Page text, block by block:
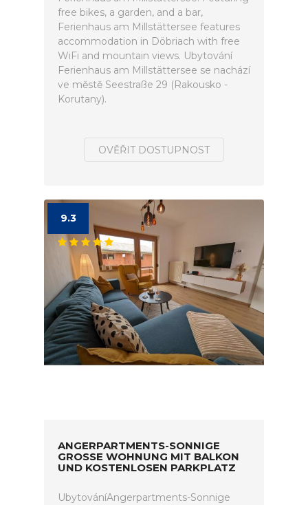
free bikes, a garden, and a bar,
Ferienhaus am Millstättersee features
accommodation in Döbriach with free
WiFi and mountain views. Ubytování
Ferienhaus am Millstättersee se nachází
ve městě Seestraße 29 (Rakousko -
Korutany).
OVĚŘIT DOSTUPNOST
9.3
ANGERPARTMENTS-SONNIGE
GROSSE WOHNUNG MIT BALKON U
ND KOSTENLOSEN PARKPLATZ
UbytováníAngerpartments-Sonnige